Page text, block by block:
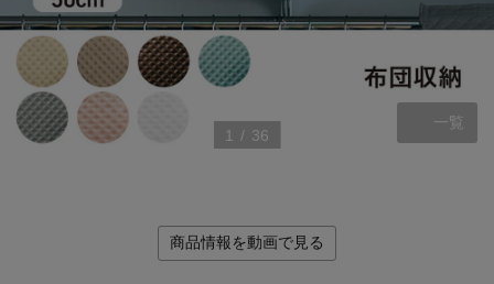
1 / 36
一覧
商品情報を動画で見る